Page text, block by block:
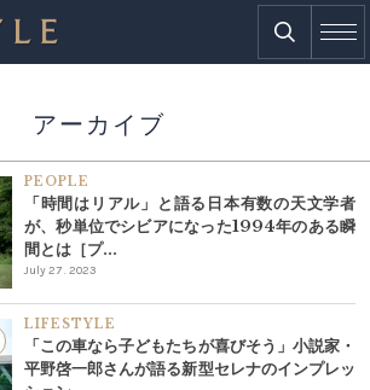
アーカイブ
PEOPLE
July 27 . 2023
「時間はリアル」と語る日本有数の天文学者
が、秒単位でシビアになった1994年のある瞬
間とは［プ...
LIFESTYLE
「この車なら子どもたちが喜びそう」小説家・
平野啓一郎さんが語る新型セレナのインプレッ